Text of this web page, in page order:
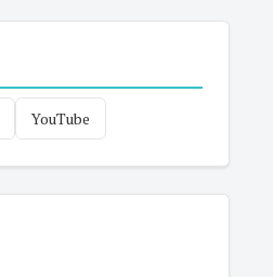
YouTube